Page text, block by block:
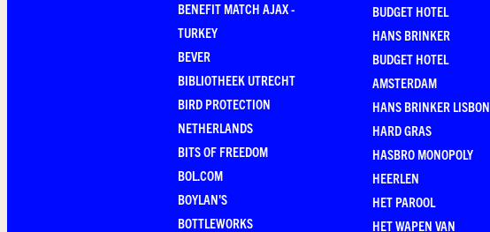
BENEFIT MATCH AJAX -
TURKEY
BEVER
BIBLIOTHEEK UTRECHT
BIRD PROTECTION
NETHERLANDS
BITS OF FREEDOM
BOL.COM
BOYLAN'S
BOTTLEWORKS
BUDGET HOTEL
HANS BRINKER
BUDGET HOTEL
AMSTERDAM
HANS BRINKER LISBON
HARD GRAS
HASBRO MONOPOLY
HEERLEN
HET PAROOL
HET WAPEN VAN